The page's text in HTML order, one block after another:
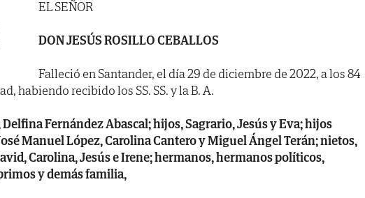
EL SEÑOR
DON JESÚS ROSILLO CEBALLOS
Falleció en Santander, el día 29 de diciembre de 2022, a los 84
habiendo recibido los SS. SS. y la B. A.
Delfina Fernández Abascal; hijos, Sagrario, Jesús y Eva; hijos
Manuel López, Carolina Cantero y Miguel Ángel Terán; nietos,
Carolina, Jesús e Irene; hermanos, hermanos políticos,
y demás familia,